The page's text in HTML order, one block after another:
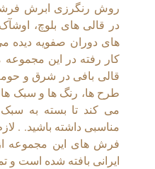
روش رنگرزی ابرش فرشی
در قالی های بلوچ،
های دوران صفویه
کار رفته در این
قالی بافی در شرق و
طرح ها، رنگ ها و سبک
می کند تا بسته به
مناسبی داشته باشید. .
ایرانی بافته شده است